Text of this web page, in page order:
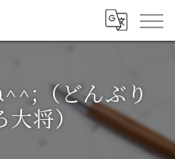
（どんぶり
大将）